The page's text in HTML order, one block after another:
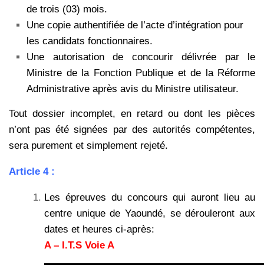
de trois (03) mois.
Une copie authentifiée de l’acte d’intégration pour
les candidats fonctionnaires.
Une autorisation de concourir délivrée par le
Ministre de la Fonction Publique et de la Réforme
Administrative après avis du Ministre utilisateur.
Tout dossier incomplet, en retard ou dont les pièces
n’ont pas été signées par des autorités compétentes,
sera purement et simplement rejeté.
Article 4 :
Les épreuves du concours qui auront lieu au
centre unique de Yaoundé, se dérouleront aux
dates et heures ci-après:
A – I.T.S Voie A